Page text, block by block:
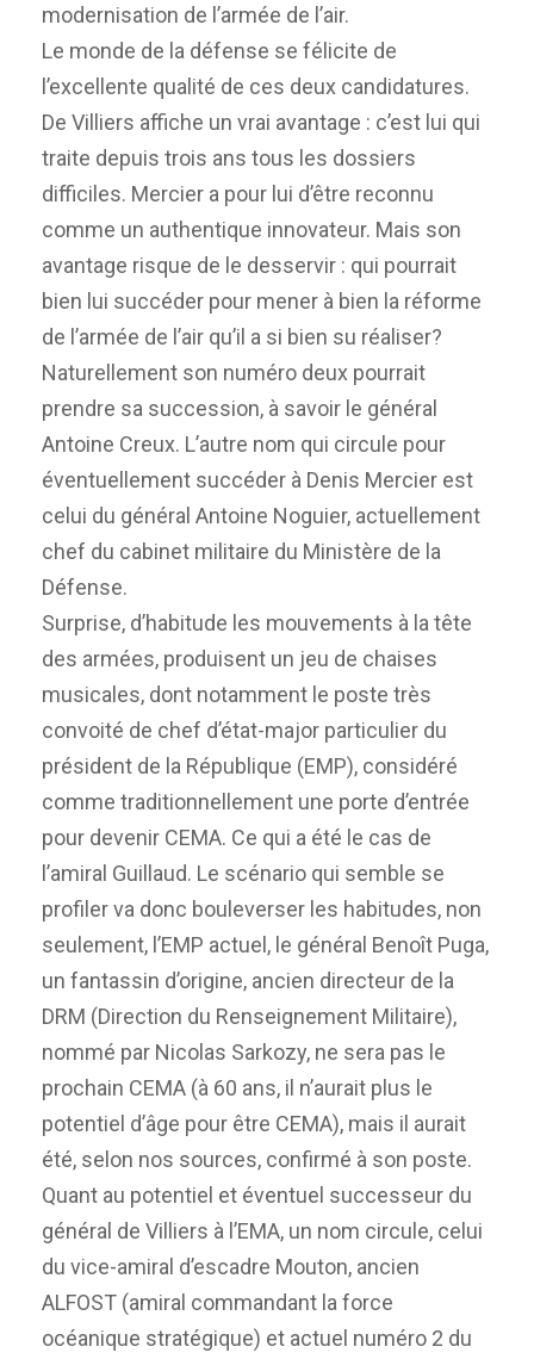
modernisation de l’armée de l’air.
Le monde de la défense se félicite de
l’excellente qualité de ces deux candidatures.
De Villiers affiche un vrai avantage : c’est lui qui
traite depuis trois ans tous les dossiers
difficiles. Mercier a pour lui d’être reconnu
comme un authentique innovateur. Mais son
avantage risque de le desservir : qui pourrait
bien lui succéder pour mener à bien la réforme
de l’armée de l’air qu’il a si bien su réaliser?
Naturellement son numéro deux pourrait
prendre sa succession, à savoir le général
Antoine Creux. L’autre nom qui circule pour
éventuellement succéder à Denis Mercier est
celui du général Antoine Noguier, actuellement
chef du cabinet militaire du Ministère de la
Défense.
Surprise, d’habitude les mouvements à la tête
des armées, produisent un jeu de chaises
musicales, dont notamment le poste très
convoité de chef d’état-major particulier du
président de la République (EMP), considéré
comme traditionnellement une porte d’entrée
pour devenir CEMA. Ce qui a été le cas de
l’amiral Guillaud. Le scénario qui semble se
profiler va donc bouleverser les habitudes, non
seulement, l’EMP actuel, le général Benoît Puga,
un fantassin d’origine, ancien directeur de la
DRM (Direction du Renseignement Militaire),
nommé par Nicolas Sarkozy, ne sera pas le
prochain CEMA (à 60 ans, il n’aurait plus le
potentiel d’âge pour être CEMA), mais il aurait
été, selon nos sources, confirmé à son poste.
Quant au potentiel et éventuel successeur du
général de Villiers à l’EMA, un nom circule, celui
du vice-amiral d’escadre Mouton, ancien
ALFOST (amiral commandant la force
océanique stratégique) et actuel numéro 2 du